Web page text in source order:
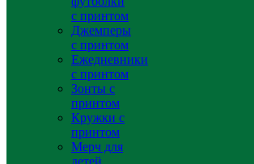
с принтом
Джемперы
с принтом
Ежедневники
с принтом
Зонты с
принтом
Кружки с
принтом
Мерч для
детей